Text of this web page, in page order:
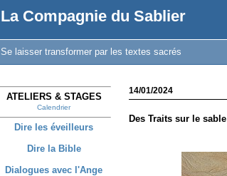
La Compagnie du Sablier
Se laisser transformer par les textes sacrés
ATELIERS & STAGES
Calendrier
Dire les éveilleurs
Dire la Bible
Dialogues avec l'Ange
14/01/2024
Des Traits sur le sable